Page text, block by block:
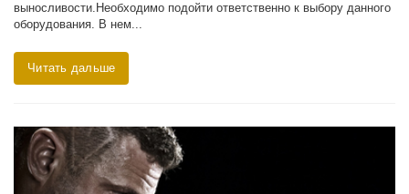
выносливости.Необходимо подойти ответственно к выбору данного
оборудования. В нем...
Читать дальше